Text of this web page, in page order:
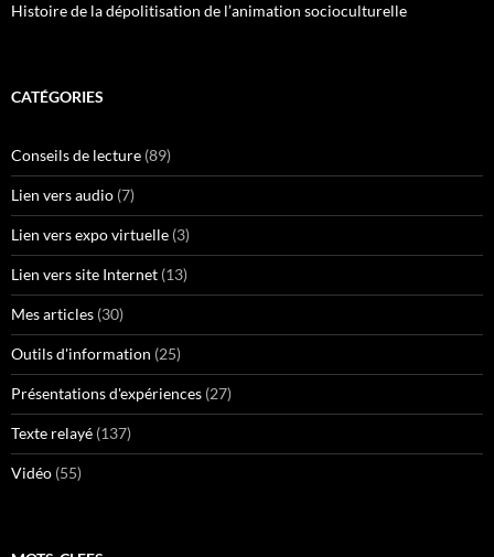
Histoire de la dépolitisation de l’animation socioculturelle
CATÉGORIES
Conseils de lecture (89)
Lien vers audio (7)
Lien vers expo virtuelle (3)
Lien vers site Internet (13)
Mes articles (30)
Outils d'information (25)
Présentations d'expériences (27)
Texte relayé (137)
Vidéo (55)